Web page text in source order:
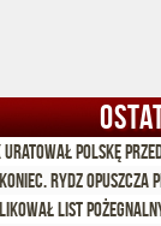
uratował Polskę
Rydz opuszcza
list